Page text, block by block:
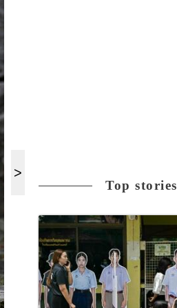
Top stories